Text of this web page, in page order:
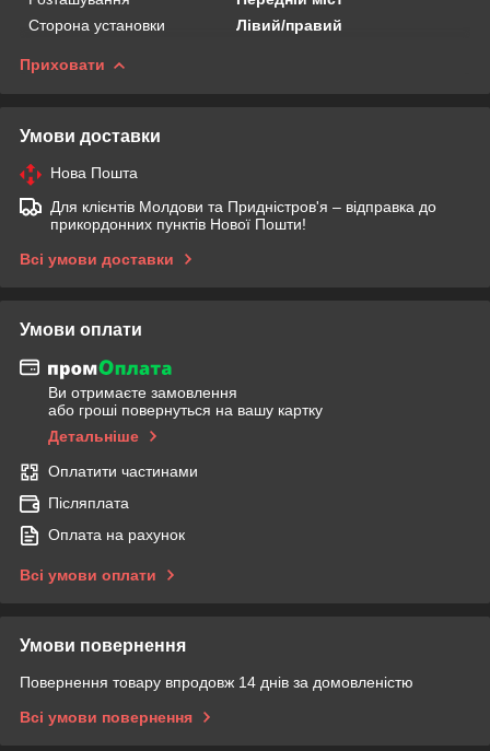
Сторона установки
Лівий/правий
Приховати
Умови доставки
Нова Пошта
Для клієнтів Молдови та Придністров'я – відправка до
прикордонних пунктів Нової Пошти!
Всі умови доставки
Умови оплати
Ви отримаєте замовлення
або гроші повернуться на вашу картку
Детальніше
Оплатити частинами
Післяплата
Оплата на рахунок
Всі умови оплати
Умови повернення
Повернення товару впродовж 14 днів за домовленістю
Всі умови повернення